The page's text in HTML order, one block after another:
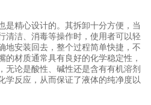
精心设计的。其拆卸十分方便，当
清洁、消毒等操作时，使用者可以轻
地安装回去，整个过程简单快捷，不
的材质通常具有良好的化学稳定性，
无论是酸性、碱性还是含有有机溶剂
学反应，从而保证了液体的纯净度以